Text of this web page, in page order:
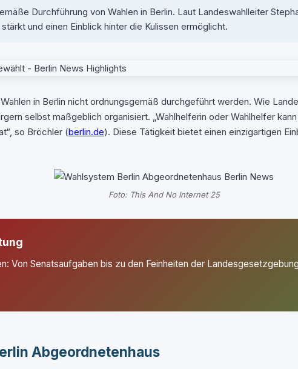
Durchführung von Wahlen in Berlin. Laut Landeswahlleiter
und einen Einblick hinter die Kulissen ermöglicht.
in Berlin nicht ordnungsgemäß durchgeführt werden. Wie
selbst maßgeblich organisiert. „Wahlhelferin oder Wahlhelfer
so Bröchler (berlin.de). Diese Tätigkeit bietet einen einzigartigen
Foto: This And No Internet 25
Von Senatsaufgaben bis zu den Feinheiten der
Abgeordnetenhaus